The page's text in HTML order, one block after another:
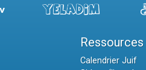
Ressources
Calendrier Juif